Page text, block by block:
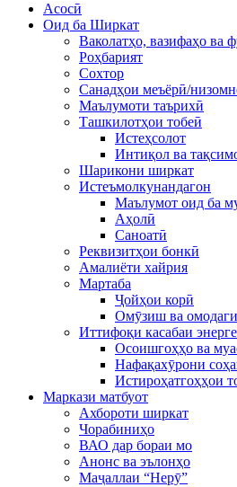
Асосӣ
Оид ба Ширкат
Ваколатҳо, вазифаҳо ва
Роҳбарият
Сохтор
Санадҳои меъёрӣ/
Маълумоти таърихӣ
Ташкилотҳои тобеӣ
Истеҳсолот
Интиқол ва
Шарикони ширкат
Истеъмолкунандагон
Маълумот оид ба
Аҳолӣ
Саноатӣ
Реквизитҳои бонкӣ
Амалиёти хайрия
Мартаба
Ҷойҳои корӣ
Омӯзиш ва
Иттифоқи касабаи
Осоишгоҳҳо ва
Нафақахӯрони
Истироҳатгоҳҳои
Маркази матбуот
Ахбороти ширкат
Чорабиниҳо
ВАО дар бораи мо
Анонс ва эълонҳо
Маҷаллаи “Нерӯ”